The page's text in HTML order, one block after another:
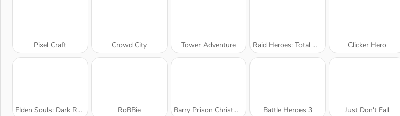
Pixel Craft Crowd City Tower Adventure Raid Heroes: Total War Clicker Hero
Elden Souls: Dark Roguelike RPG RoBBie Barry Prison Christmas Adventure Battle Heroes 3 Just Don't Fall